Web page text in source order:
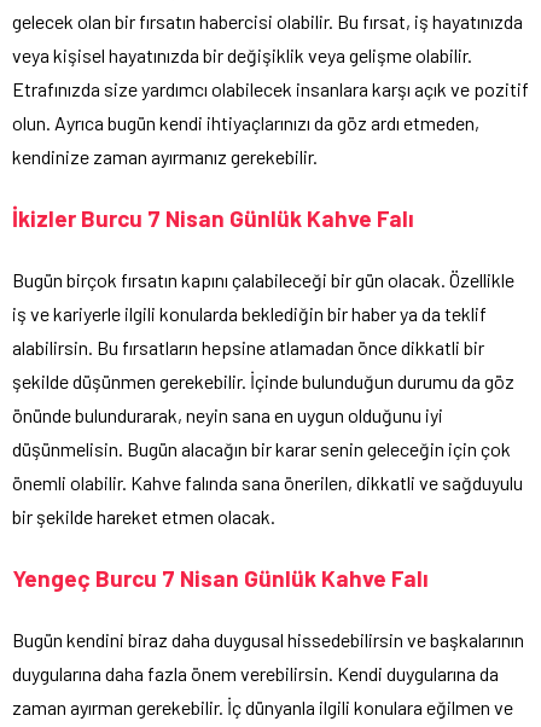
gelecek olan bir fırsatın habercisi olabilir. Bu fırsat, iş hayatınızda
veya kişisel hayatınızda bir değişiklik veya gelişme olabilir.
Etrafınızda size yardımcı olabilecek insanlara karşı açık ve pozitif
olun. Ayrıca bugün kendi ihtiyaçlarınızı da göz ardı etmeden,
kendinize zaman ayırmanız gerekebilir.
İkizler Burcu 7 Nisan Günlük Kahve Falı
Bugün birçok fırsatın kapını çalabileceği bir gün olacak. Özellikle
iş ve kariyerle ilgili konularda beklediğin bir haber ya da teklif
alabilirsin. Bu fırsatların hepsine atlamadan önce dikkatli bir
şekilde düşünmen gerekebilir. İçinde bulunduğun durumu da göz
önünde bulundurarak, neyin sana en uygun olduğunu iyi
düşünmelisin. Bugün alacağın bir karar senin geleceğin için çok
önemli olabilir. Kahve falında sana önerilen, dikkatli ve sağduyulu
bir şekilde hareket etmen olacak.
Yengeç Burcu 7 Nisan Günlük Kahve Falı
Bugün kendini biraz daha duygusal hissedebilirsin ve başkalarının
duygularına daha fazla önem verebilirsin. Kendi duygularına da
zaman ayırman gerekebilir. İç dünyanla ilgili konulara eğilmen ve